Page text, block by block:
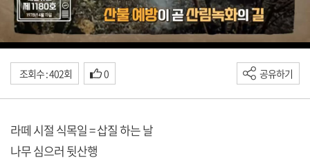
조회수 : 402회 0 공유하기
라떼 시절 식목일 = 삽질 하는 날
나무 심으러 뒷산행